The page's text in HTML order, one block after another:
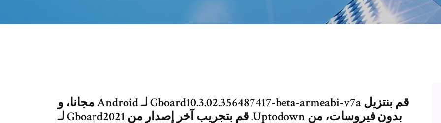
‫قم بنتزيل Gboard10.3.02.356487417-beta-armeabi-v7a لـ Android مجانا، و
بدون فيروسات، من Uptodown. قم بتجريب آخر إصدار من Gboard2021 لـ